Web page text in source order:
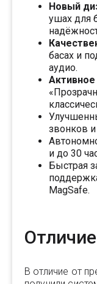
Новый
ушах для
басах и
аудио.
звонков
и до 30
Быстрая
MagSafe.
В отличие от